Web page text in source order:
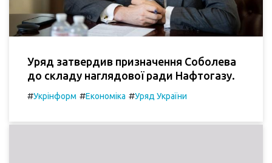
Уряд затвердив призначення Соболева
до складу наглядової ради Нафтогазу.
#Укрінформ #Економіка #Уряд України